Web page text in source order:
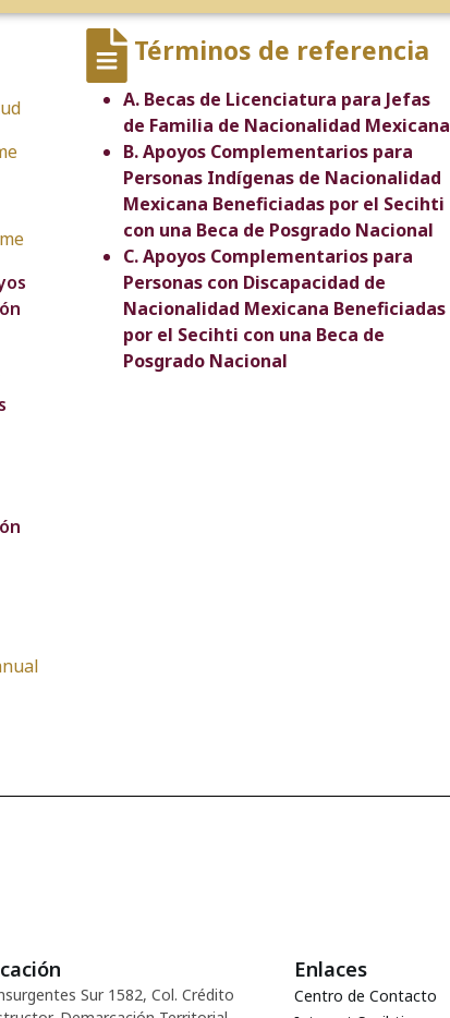
Términos de referencia
A. Becas de Licenciatura para Jefas
de Familia de Nacionalidad Mexicana
B. Apoyos Complementarios para
Personas Indígenas de Nacionalidad
Mexicana Beneficiadas por el Secihti
con una Beca de Posgrado Nacional
C. Apoyos Complementarios para
Personas con Discapacidad de
Nacionalidad Mexicana Beneficiadas
por el Secihti con una Beca de
Posgrado Nacional
Sur 1582, Col. Crédito
Enlaces
Centro de Contacto